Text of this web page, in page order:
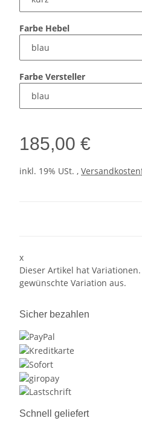
Farbe Hebel
Farbe Versteller
185,00 €
inkl. 19% USt. ,
x
Dieser Artikel hat
gewünschte Variation aus.
Sicher bezahlen
Schnell geliefert